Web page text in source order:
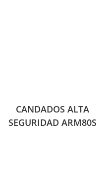
CANDADOS ALTA
SEGURIDAD ARM80S